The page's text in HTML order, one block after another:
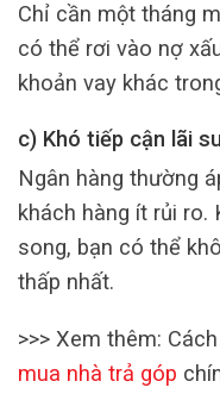
Chỉ cần một tháng
có thể rơi vào nợ
khoản vay khác
c) Khó tiếp cận lãi
Ngân hàng thường
khách hàng ít rủi ro.
song, bạn có thể
thấp nhất.
>>> Xem thêm:
mua nhà trả góp